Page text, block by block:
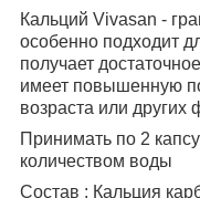
Кальций Vivasan -
особенно подходит
получает
имеет повышенную
возраста или других
Принимать по 2
количеством воды
Состав : Кальция